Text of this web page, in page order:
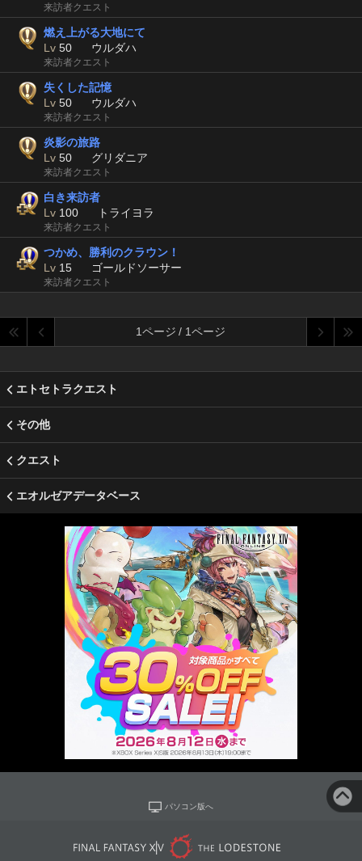
来訪者クエスト
燃え上がる大地にて
Lv 50 ウルダハ
来訪者クエスト
失くした記憶
Lv 50 ウルダハ
来訪者クエスト
炎影の旅路
Lv 50 グリダニア
来訪者クエスト
白き来訪者
Lv 100 トライヨラ
来訪者クエスト
つかめ、勝利のクラウン！
Lv 15 ゴールドソーサー
来訪者クエスト
1ページ / 1ページ
エトセトラクエスト
その他
クエスト
エオルゼアデータベース
パソコン版へ